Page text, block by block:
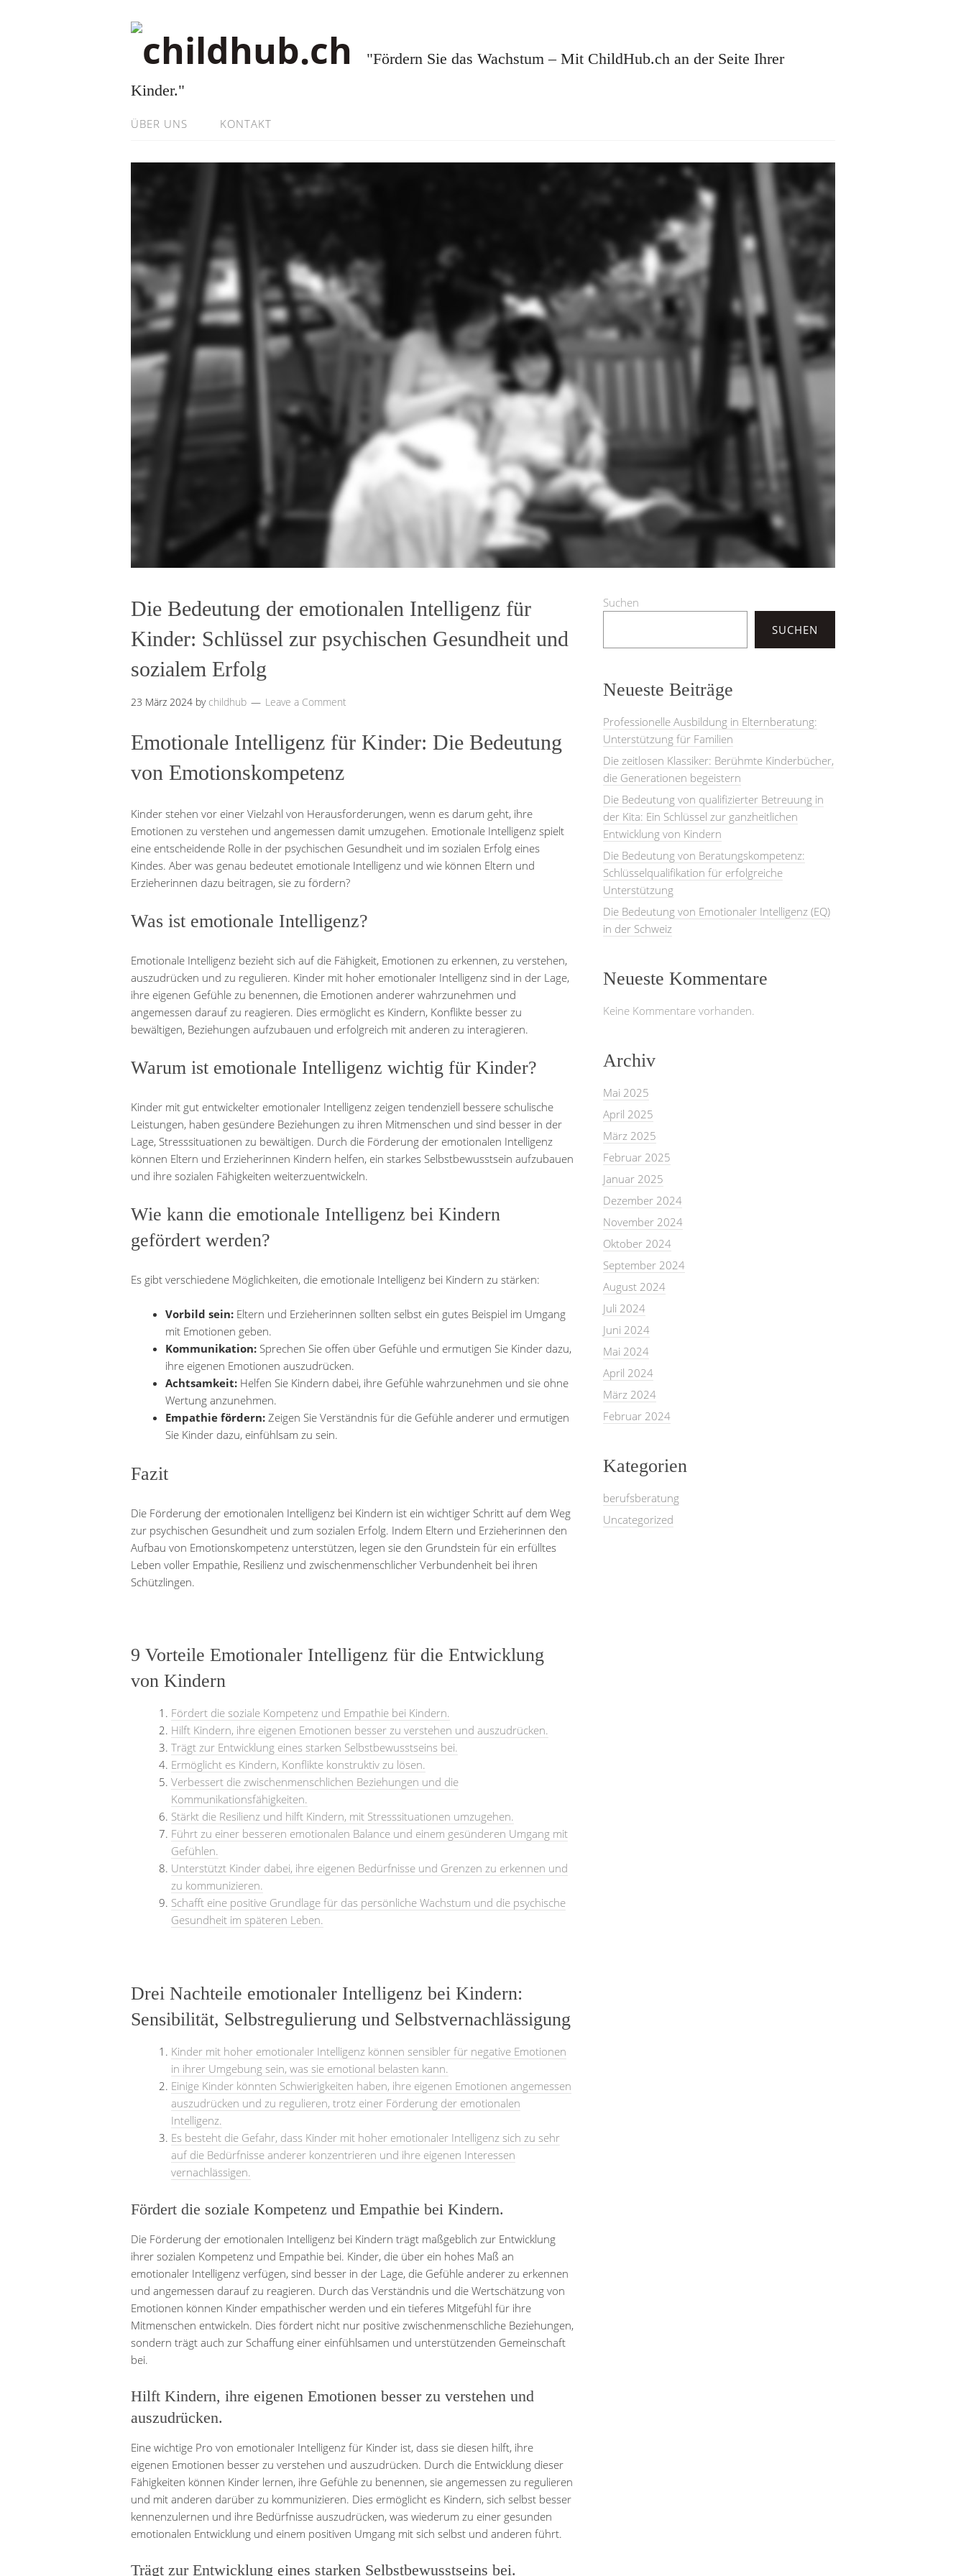
"Fördern Sie das Wachstum – Mit ChildHub.ch an der Seite Ihrer
Kinder."
ÜBER UNS KONTAKT
Die Bedeutung der emotionalen Intelligenz für
Kinder: Schlüssel zur psychischen Gesundheit und
sozialem Erfolg
23 März 2024 by childhub Leave a Comment
Emotionale Intelligenz für Kinder: Die Bedeutung
von Emotionskompetenz
Kinder stehen vor einer Vielzahl von Herausforderungen, wenn es darum geht, ihre
Emotionen zu verstehen und angemessen damit umzugehen. Emotionale Intelligenz spielt
eine entscheidende Rolle in der psychischen Gesundheit und im sozialen Erfolg eines
Kindes. Aber was genau bedeutet emotionale Intelligenz und wie können Eltern und
Erzieherinnen dazu beitragen, sie zu fördern?
Was ist emotionale Intelligenz?
Emotionale Intelligenz bezieht sich auf die Fähigkeit, Emotionen zu erkennen, zu verstehen,
auszudrücken und zu regulieren. Kinder mit hoher emotionaler Intelligenz sind in der Lage,
ihre eigenen Gefühle zu benennen, die Emotionen anderer wahrzunehmen und
angemessen darauf zu reagieren. Dies ermöglicht es Kindern, Konflikte besser zu
bewältigen, Beziehungen aufzubauen und erfolgreich mit anderen zu interagieren.
Warum ist emotionale Intelligenz wichtig für Kinder?
Kinder mit gut entwickelter emotionaler Intelligenz zeigen tendenziell bessere schulische
Leistungen, haben gesündere Beziehungen zu ihren Mitmenschen und sind besser in der
Lage, Stresssituationen zu bewältigen. Durch die Förderung der emotionalen Intelligenz
können Eltern und Erzieherinnen Kindern helfen, ein starkes Selbstbewusstsein aufzubauen
und ihre sozialen Fähigkeiten weiterzuentwickeln.
Wie kann die emotionale Intelligenz bei Kindern
gefördert werden?
Es gibt verschiedene Möglichkeiten, die emotionale Intelligenz bei Kindern zu stärken:
Vorbild sein: Eltern und Erzieherinnen sollten selbst ein gutes Beispiel im Umgang
mit Emotionen geben.
Kommunikation: Sprechen Sie offen über Gefühle und ermutigen Sie Kinder dazu,
ihre eigenen Emotionen auszudrücken.
Achtsamkeit: Helfen Sie Kindern dabei, ihre Gefühle wahrzunehmen und sie ohne
Wertung anzunehmen.
Empathie fördern: Zeigen Sie Verständnis für die Gefühle anderer und ermutigen
Sie Kinder dazu, einfühlsam zu sein.
Fazit
Die Förderung der emotionalen Intelligenz bei Kindern ist ein wichtiger Schritt auf dem Weg
zur psychischen Gesundheit und zum sozialen Erfolg. Indem Eltern und Erzieherinnen den
Aufbau von Emotionskompetenz unterstützen, legen sie den Grundstein für ein erfülltes
Leben voller Empathie, Resilienz und zwischenmenschlicher Verbundenheit bei ihren
Schützlingen.
9 Vorteile Emotionaler Intelligenz für die Entwicklung
von Kindern
Fördert die soziale Kompetenz und Empathie bei Kindern.
Hilft Kindern, ihre eigenen Emotionen besser zu verstehen und auszudrücken.
Trägt zur Entwicklung eines starken Selbstbewusstseins bei.
Ermöglicht es Kindern, Konflikte konstruktiv zu lösen.
Verbessert die zwischenmenschlichen Beziehungen und die
Kommunikationsfähigkeiten.
Stärkt die Resilienz und hilft Kindern, mit Stresssituationen umzugehen.
Führt zu einer besseren emotionalen Balance und einem gesünderen Umgang mit
Gefühlen.
Unterstützt Kinder dabei, ihre eigenen Bedürfnisse und Grenzen zu erkennen und
zu kommunizieren.
Schafft eine positive Grundlage für das persönliche Wachstum und die psychische
Gesundheit im späteren Leben.
Drei Nachteile emotionaler Intelligenz bei Kindern:
Sensibilität, Selbstregulierung und Selbstvernachlässigung
Kinder mit hoher emotionaler Intelligenz können sensibler für negative Emotionen
in ihrer Umgebung sein, was sie emotional belasten kann.
Einige Kinder könnten Schwierigkeiten haben, ihre eigenen Emotionen angemessen
auszudrücken und zu regulieren, trotz einer Förderung der emotionalen
Intelligenz.
Es besteht die Gefahr, dass Kinder mit hoher emotionaler Intelligenz sich zu sehr
auf die Bedürfnisse anderer konzentrieren und ihre eigenen Interessen
vernachlässigen.
Fördert die soziale Kompetenz und Empathie bei Kindern.
Die Förderung der emotionalen Intelligenz bei Kindern trägt maßgeblich zur Entwicklung
ihrer sozialen Kompetenz und Empathie bei. Kinder, die über ein hohes Maß an
emotionaler Intelligenz verfügen, sind besser in der Lage, die Gefühle anderer zu erkennen
und angemessen darauf zu reagieren. Durch das Verständnis und die Wertschätzung von
Emotionen können Kinder empathischer werden und ein tieferes Mitgefühl für ihre
Mitmenschen entwickeln. Dies fördert nicht nur positive zwischenmenschliche Beziehungen,
sondern trägt auch zur Schaffung einer einfühlsamen und unterstützenden Gemeinschaft
bei.
Hilft Kindern, ihre eigenen Emotionen besser zu verstehen und
auszudrücken.
Eine wichtige Pro von emotionaler Intelligenz für Kinder ist, dass sie diesen hilft, ihre
eigenen Emotionen besser zu verstehen und auszudrücken. Durch die Entwicklung dieser
Fähigkeiten können Kinder lernen, ihre Gefühle zu benennen, sie angemessen zu regulieren
und mit anderen darüber zu kommunizieren. Dies ermöglicht es Kindern, sich selbst besser
kennenzulernen und ihre Bedürfnisse auszudrücken, was wiederum zu einer gesunden
emotionalen Entwicklung und einem positiven Umgang mit sich selbst und anderen führt.
Trägt zur Entwicklung eines starken Selbstbewusstseins bei.
Suchen
SUCHEN
Neueste Beiträge
Professionelle Ausbildung in Elternberatung:
Unterstützung für Familien
Die zeitlosen Klassiker: Berühmte Kinderbücher,
die Generationen begeistern
Die Bedeutung von qualifizierter Betreuung in
der Kita: Ein Schlüssel zur ganzheitlichen
Entwicklung von Kindern
Die Bedeutung von Beratungskompetenz:
Schlüsselqualifikation für erfolgreiche
Unterstützung
Die Bedeutung von Emotionaler Intelligenz (EQ)
in der Schweiz
Neueste Kommentare
Keine Kommentare vorhanden.
Archiv
Mai 2025
April 2025
März 2025
Februar 2025
Januar 2025
Dezember 2024
November 2024
Oktober 2024
September 2024
August 2024
Juli 2024
Juni 2024
Mai 2024
April 2024
März 2024
Februar 2024
Kategorien
berufsberatung
Uncategorized